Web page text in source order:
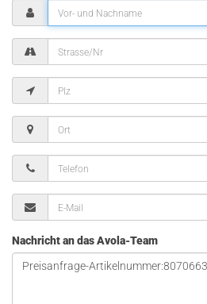
Nachricht an das Avola-Team